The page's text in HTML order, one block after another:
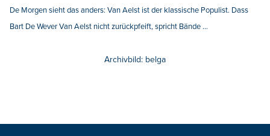
De Morgen sieht das anders: Van Aelst ist der klassische Populist. Dass
Bart De Wever Van Aelst nicht zurückpfeift, spricht Bände ...
Archivbild: belga